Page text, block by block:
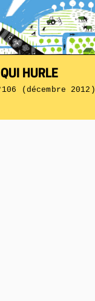
HURLE
(décembre 2012)